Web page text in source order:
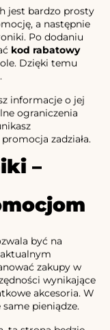
jest bardzo prosty
a następnie
Po dodaniu
kod rabatowy
Dzięki temu
informacje o jej
ograniczenia
zadziała.
–
być na
zakupy w
wynikające
akcesoria. W
pieniądze.